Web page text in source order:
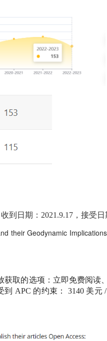
到日期：2021.9.17，接受日
their Geodynamic Implications
获取的选项：立即免费阅读
到 APC 的约束： 3140 美元